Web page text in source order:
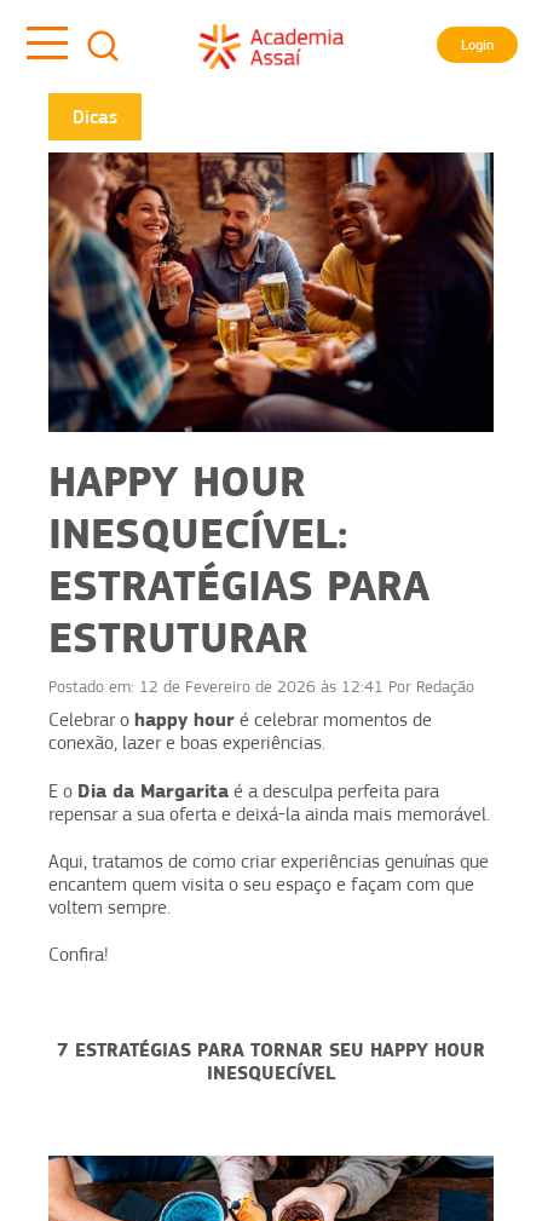
Login
Dicas
HAPPY HOUR
INESQUECÍVEL:
ESTRATÉGIAS PARA
ESTRUTURAR
Postado em: 12 de Fevereiro de 2026 às 12:41 Por Redação
Celebrar o happy hour é celebrar momentos de
conexão, lazer e boas experiências.
E o Dia da Margarita é a desculpa perfeita para
repensar a sua oferta e deixá-la ainda mais memorável.
Aqui, tratamos de como criar experiências genuínas que
encantem quem visita o seu espaço e façam com que
voltem sempre.
Confira!
7 ESTRATÉGIAS PARA TORNAR SEU HAPPY HOUR
INESQUECÍVEL